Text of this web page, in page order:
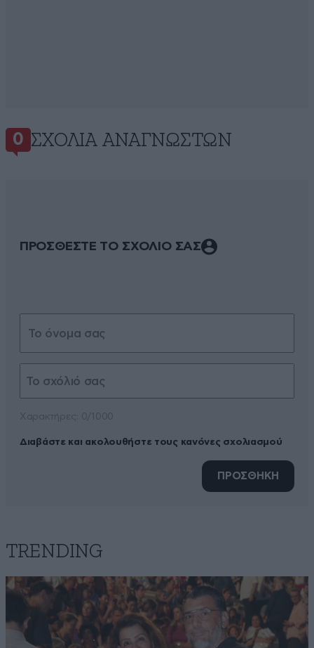
0 ΣΧΌΛΙΑ ΑΝΑΓΝΩΣΤΏΝ
ΠΡΟΣΘΕΣΤΕ ΤΟ ΣΧΟΛΙΟ ΣΑΣ
Διαβάστε και ακολουθήστε τους κανόνες σχολιασμού
ΠΡΟΣΘΗΚΗ
TRENDING